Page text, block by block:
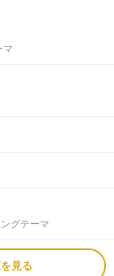
マ
グテーマ
見る